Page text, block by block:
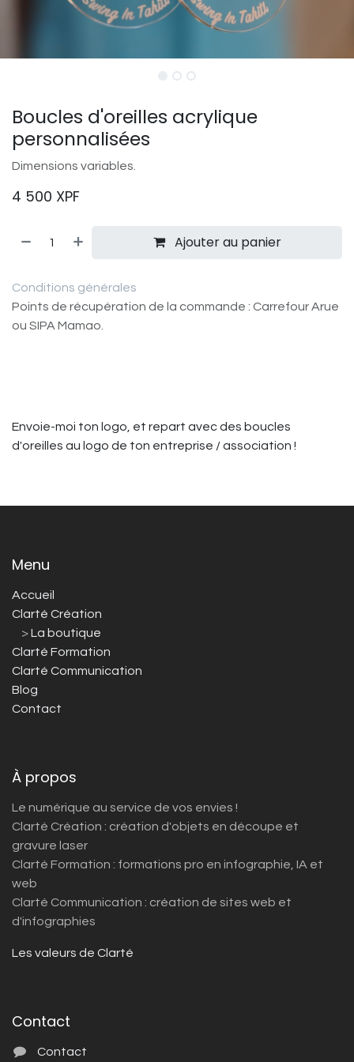
Boucles d'oreilles acrylique
personnalisées
Dimensions variables.
4 500 XPF
Ajouter au panier
Conditions générales
Points de récupération de la commande : Carrefour Arue
ou SIPA Mamao.
Envoie-moi ton logo, et repart avec des boucles
d'oreilles au logo de ton entreprise / association !
Menu
Accueil
Clarté Création
>La boutique
Clarté Formation
Clarté Communication
Blog
Contact
À propos
Le numérique au service de vos envies !
Clarté Création : création d'objets en découpe et
gravure laser
Clarté Formation : formations pro en infographie, IA et
web
Clarté Communication : création de sites web et
d'infographies
Les valeurs de Clarté
Contact
Contact